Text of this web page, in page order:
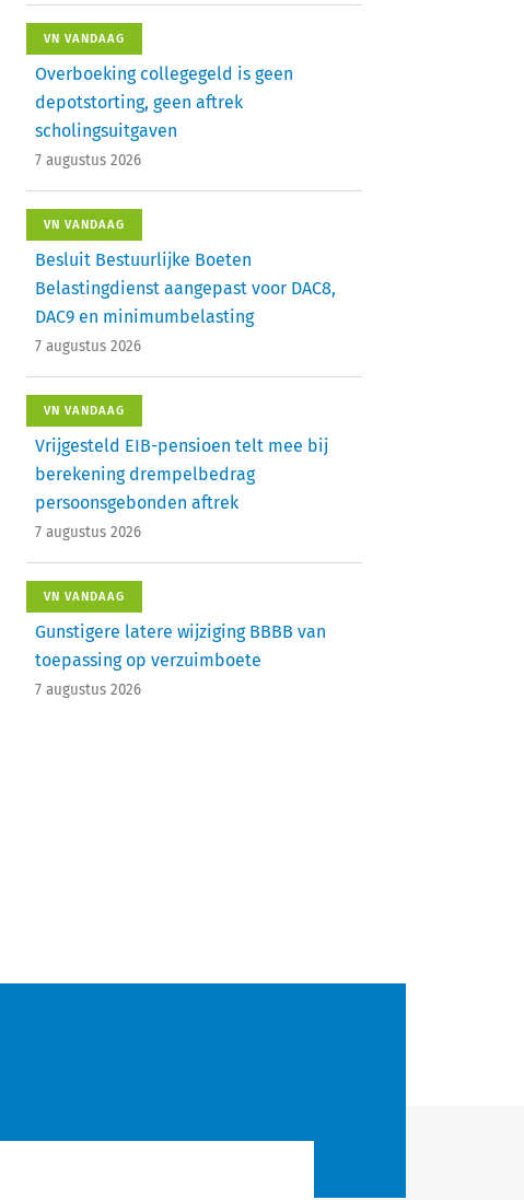
VN VANDAAG
Overboeking collegegeld is geen
depotstorting, geen aftrek
scholingsuitgaven
7 augustus 2026
VN VANDAAG
Besluit Bestuurlijke Boeten
Belastingdienst aangepast voor DAC8,
DAC9 en minimumbelasting
7 augustus 2026
VN VANDAAG
Vrijgesteld EIB-pensioen telt mee bij
berekening drempelbedrag
persoonsgebonden aftrek
7 augustus 2026
VN VANDAAG
Gunstigere latere wijziging BBBB van
toepassing op verzuimboete
7 augustus 2026